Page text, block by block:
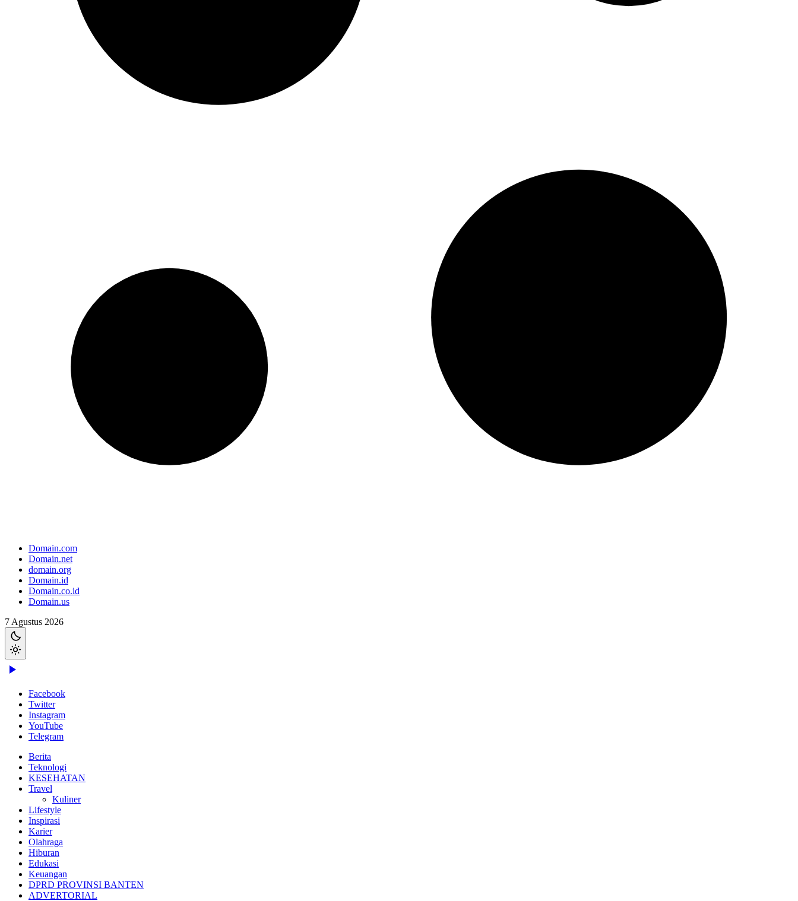
Domain.com
Domain.net
domain.org
Domain.id
Domain.co.id
Domain.us
7 Agustus 2026
Facebook
Twitter
Instagram
YouTube
Telegram
Berita
Teknologi
KESEHATAN
Travel
Kuliner
Lifestyle
Inspirasi
Karier
Olahraga
Hiburan
Edukasi
Keuangan
DPRD PROVINSI BANTEN
ADVERTORIAL